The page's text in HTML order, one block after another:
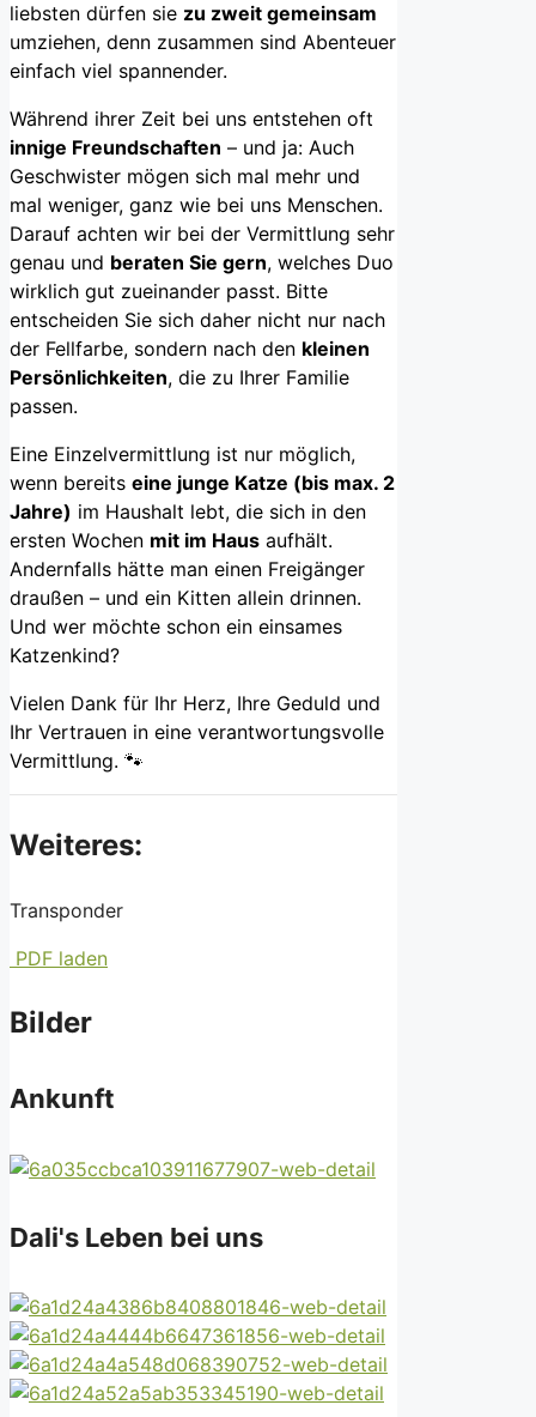
liebsten dürfen sie zu zweit gemeinsam
umziehen, denn zusammen sind Abenteuer
einfach viel spannender.
Während ihrer Zeit bei uns entstehen oft
innige Freundschaften – und ja: Auch
Geschwister mögen sich mal mehr und
mal weniger, ganz wie bei uns Menschen.
Darauf achten wir bei der Vermittlung sehr
genau und beraten Sie gern, welches Duo
wirklich gut zueinander passt. Bitte
entscheiden Sie sich daher nicht nur nach
der Fellfarbe, sondern nach den kleinen
Persönlichkeiten, die zu Ihrer Familie
passen.
Eine Einzelvermittlung ist nur möglich,
wenn bereits eine junge Katze (bis max. 2
Jahre) im Haushalt lebt, die sich in den
ersten Wochen mit im Haus aufhält.
Andernfalls hätte man einen Freigänger
draußen – und ein Kitten allein drinnen.
Und wer möchte schon ein einsames
Katzenkind?
Vielen Dank für Ihr Herz, Ihre Geduld und
Ihr Vertrauen in eine verantwortungsvolle
Vermittlung. 🐾
Weiteres:
Transponder
PDF laden
Bilder
Ankunft
Dali's Leben bei uns